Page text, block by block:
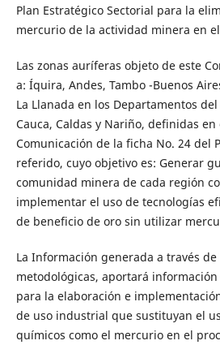
Plan Estratégico Sectorial para la
mercurio de la actividad minera en
Las zonas auríferas objeto de este
a: Íquira, Andes, Tambo -Buenos
La Llanada en los Departamentos
Cauca, Caldas y Nariño, definidas en
Comunicación de la ficha No. 24 del
referido, cuyo objetivo es: Generar
comunidad minera de cada región
implementar el uso de tecnologías
de beneficio de oro sin utilizar
La Información generada a través de
metodológicas, aportará información
para la elaboración e
de uso industrial que sustituyan el
químicos como el mercurio en el